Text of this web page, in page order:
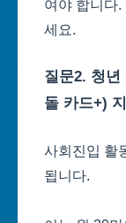
여야 합니다
세요.
질문2. 청년
돌 카드+)
사회진입 활
됩니다.